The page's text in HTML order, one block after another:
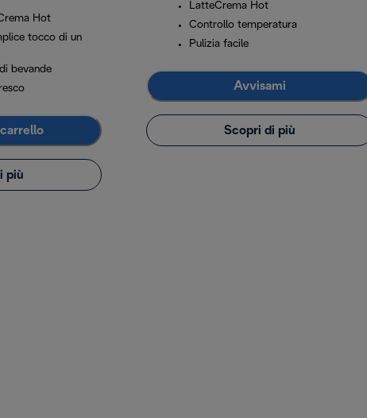
Hot
tocco di un
bevande
più
LatteCrema Hot
Controllo temperatura
Pulizia facile
Avvisami
Scopri di più